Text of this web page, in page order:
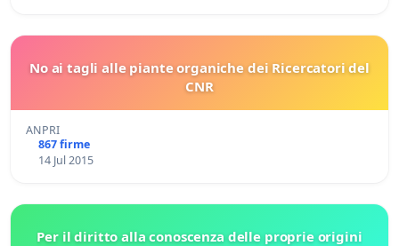
No ai tagli alle piante organiche dei Ricercatori del
CNR
ANPRI
867 firme
14 Jul 2015
Per il diritto alla conoscenza delle proprie origini